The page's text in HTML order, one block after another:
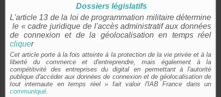
Dossiers législatifs
L'article 13 de la loi de programmation militaire détermine
le « cadre juridique de l'accès administratif aux données
de connexion et de la géolocalisation en temps réel
cliquer
Cet article porte à la fois atteinte à la protection de la vie privée et à la
liberté du commerce et d'entreprendre, mais également à la
compétitivité des entreprises du digital en permettant à l'autorité
publique d'accéder aux données de connexion et de géolocalisation de
tout internaute en temps réel» fait valoir l'IAB France dans un
communiqué.